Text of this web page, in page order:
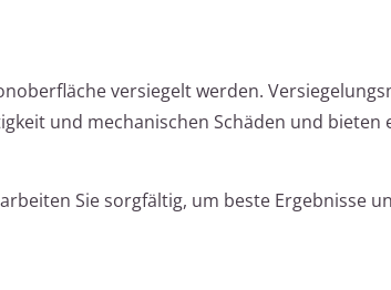
versiegelt werden.
und mechanischen Schäden und bieten
Sie sorgfältig, um beste Ergebnisse